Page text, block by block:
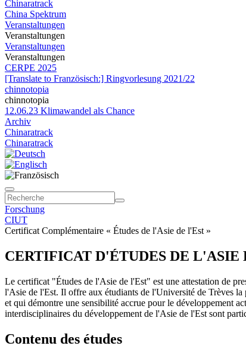
Chinaratrack
China Spektrum
Veranstaltungen
Veranstaltungen
Veranstaltungen
Veranstaltungen
CERPE 2025
[Translate to Französisch:] Ringvorlesung 2021/22
chinnotopia
chinnotopia
12.06.23 Klimawandel als Chance
Archiv
Chinaratrack
Chinaratrack
Forschung
CIUT
Certificat Complémentaire « Études de l'Asie de l'Est »
CERTIFICAT D'ÉTUDES DE L'ASIE
Le certificat "Études de l'Asie de l'Est" est une attestation de
l'Asie de l'Est. Il offre aux étudiants de l'Université de Trèves la
et qui démontre une sensibilité accrue pour le développement
interdisciplinaires du développement de l'Asie de l'Est sont
Contenu des études